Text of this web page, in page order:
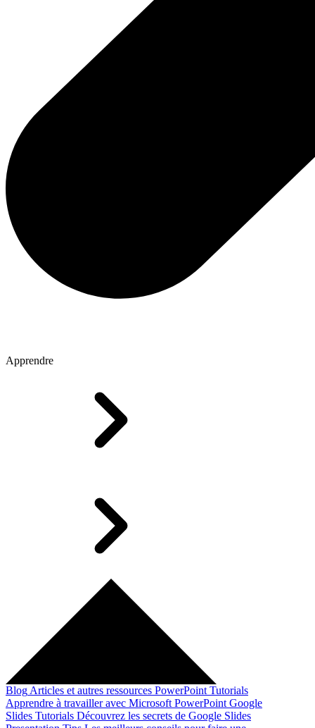
Apprendre
Blog Articles et autres ressources PowerPoint Tutorials
Apprendre à travailler avec Microsoft PowerPoint Google
Slides Tutorials Découvrez les secrets de Google Slides